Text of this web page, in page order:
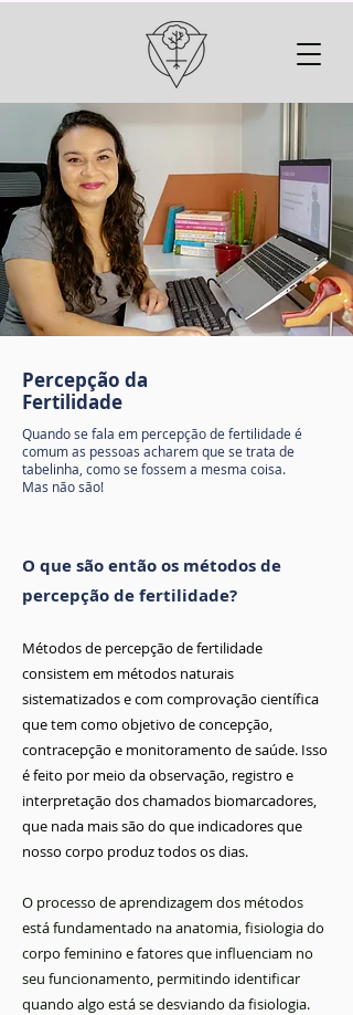
Percepção da
Fertilidade
Quando se fala em percepção de fertilidade é
comum as pessoas acharem que se trata de
tabelinha, como se fossem a mesma coisa.
Mas não são!
O que são então os métodos de
percepção de fertilidade?
Métodos de percepção de fertilidade
consistem em métodos naturais
sistematizados e com comprovação científica
que tem como objetivo de concepção,
contracepção e monitoramento de saúde. Isso
é feito por meio da observação, registro e
interpretação dos chamados biomarcadores,
que nada mais são do que indicadores que
nosso corpo produz todos os dias.
O processo de aprendizagem dos métodos
está fundamentado na anatomia, fisiologia do
corpo feminino e fatores que influenciam no
seu funcionamento, permitindo identificar
quando algo está se desviando da fisiologia.